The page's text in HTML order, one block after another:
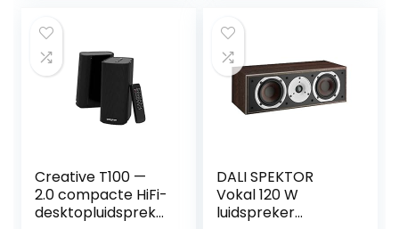
Creative T100 —
2.0 compacte HiFi-
desktopluidspreke
DALI SPEKTOR
Vokal 120 W
luidspreker